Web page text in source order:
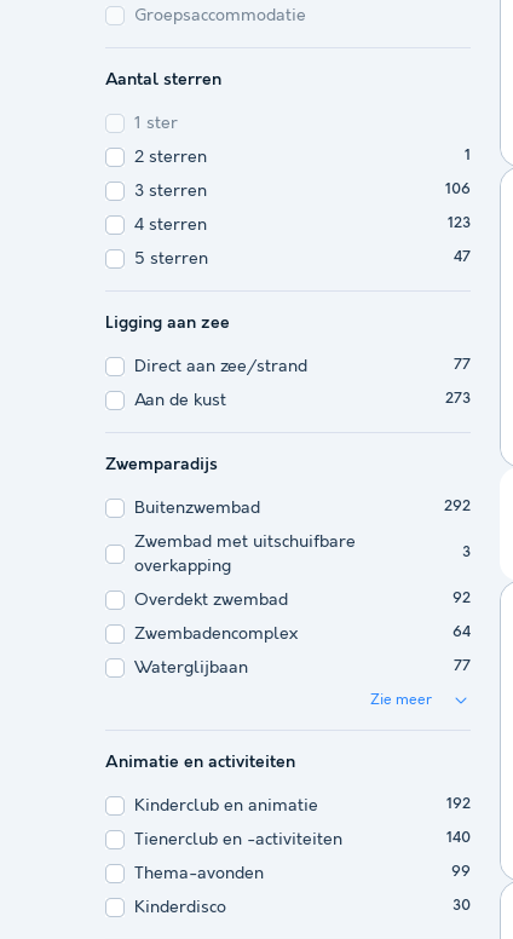
Groepsaccommodatie
Aantal sterren
1 ster
2 sterren
1
3 sterren 106
4 sterren 123
5 sterren 47
Ligging aan zee
Direct aan zee/strand 77
Aan de kust 273
Zwemparadijs
Buitenzwembad 292
Zwembad met uitschuifbare
overkapping
3
Overdekt zwembad 92
Zwembadencomplex 64
Waterglijbaan 77
Zie meer
Animatie en activiteiten
Kinderclub en animatie 192
Tienerclub en -activiteiten 140
Thema-avonden 99
Kinderdisco 30